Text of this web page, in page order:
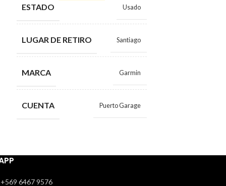
ESTADO Usado
LUGAR DE RETIRO Santiago
MARCA Garmin
CUENTA Puerto Garage
+569 6467 9576